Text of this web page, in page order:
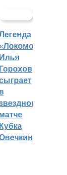
«Локомотива»
Илья
Горохов
в
матче
Кубка